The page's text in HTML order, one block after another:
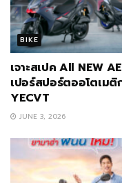
BIKE
เจาะสเปค All NEW
เปอร์สปอร์ตออโตเมติ
YECVT
JUNE 3, 2026